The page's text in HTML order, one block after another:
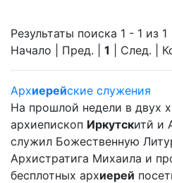
Результаты поиска 1 - 1 из 1
Начало | Пред. | 1 | След. |
Архиерейские служения
На прошлой недели в двух
архиепископ Иркутскитй и
служил Божественную
Архистратига Михаила и
бесплотных архиерей